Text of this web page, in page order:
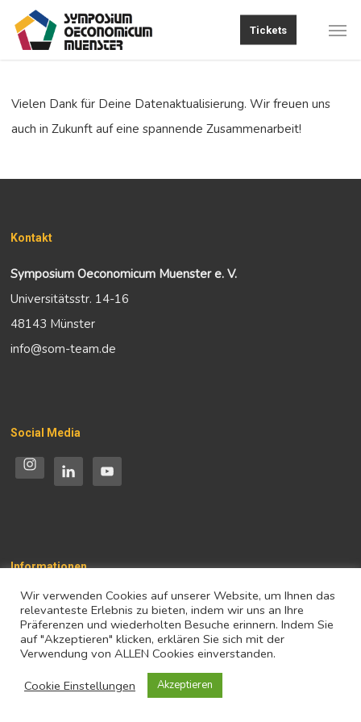
Tickets
Vielen Dank für Deine Datenaktualisierung. Wir freuen uns
auch in Zukunft auf eine spannende Zusammenarbeit!
Kontakt
Symposium Oeconomicum Muenster e. V.
Universitätsstr. 14-16
48143 Münster
info@som-team.de
Social Media
Informationen
Impressum
Datenschutz
Wir verwenden Cookies auf unserer Website, um Ihnen das
relevanteste Erlebnis zu bieten, indem wir uns an Ihre
Präferenzen und wiederholten Besuche erinnern. Indem Sie
auf "Akzeptieren" klicken, erklären Sie sich mit der
Verwendung von ALLEN Cookies einverstanden.
Cookie Einstellungen
Akzeptieren